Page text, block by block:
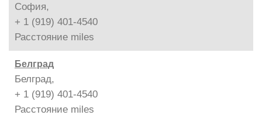
София,
+ 1 (919) 401-4540
Расстояние miles
Белград
Белград,
+ 1 (919) 401-4540
Расстояние miles